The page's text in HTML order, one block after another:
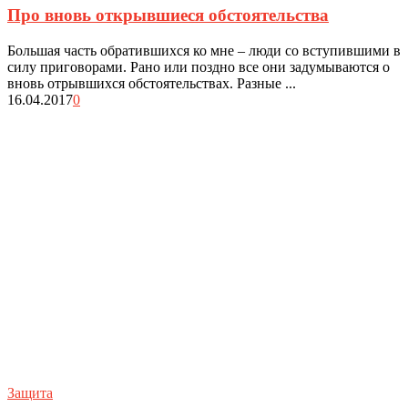
Про вновь открывшиеся обстоятельства
Большая часть обратившихся ко мне – люди со вступившими в
силу приговорами. Рано или поздно все они задумываются о
вновь отрывшихся обстоятельствах. Разные ...
16.04.20170
Защита